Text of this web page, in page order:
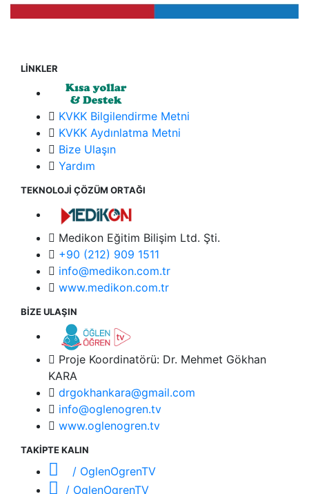
LİNKLER
KVKK Bilgilendirme Metni
KVKK Aydınlatma Metni
Bize Ulaşın
Yardım
TEKNOLOJİ ÇÖZÜM ORTAĞI
Medikon Eğitim Bilişim Ltd. Şti.
+90 (212) 909 1511
info@medikon.com.tr
www.medikon.com.tr
BİZE ULAŞIN
Proje Koordinatörü: Dr. Mehmet Gökhan
KARA
drgokhankara@gmail.com
info@oglenogren.tv
www.oglenogren.tv
TAKİPTE KALIN
/ OglenOgrenTV
/ OglenOgrenTV